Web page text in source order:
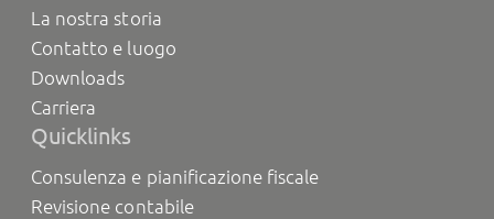
La nostra storia
Contatto e luogo
Downloads
Carriera
Quicklinks
Consulenza e pianificazione fiscale
Revisione contabile